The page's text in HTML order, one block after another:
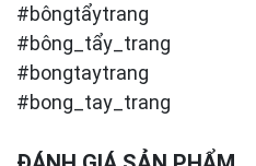
#bôngtẩytrang
#bông_tẩy_trang
#bongtaytrang
#bong_tay_trang